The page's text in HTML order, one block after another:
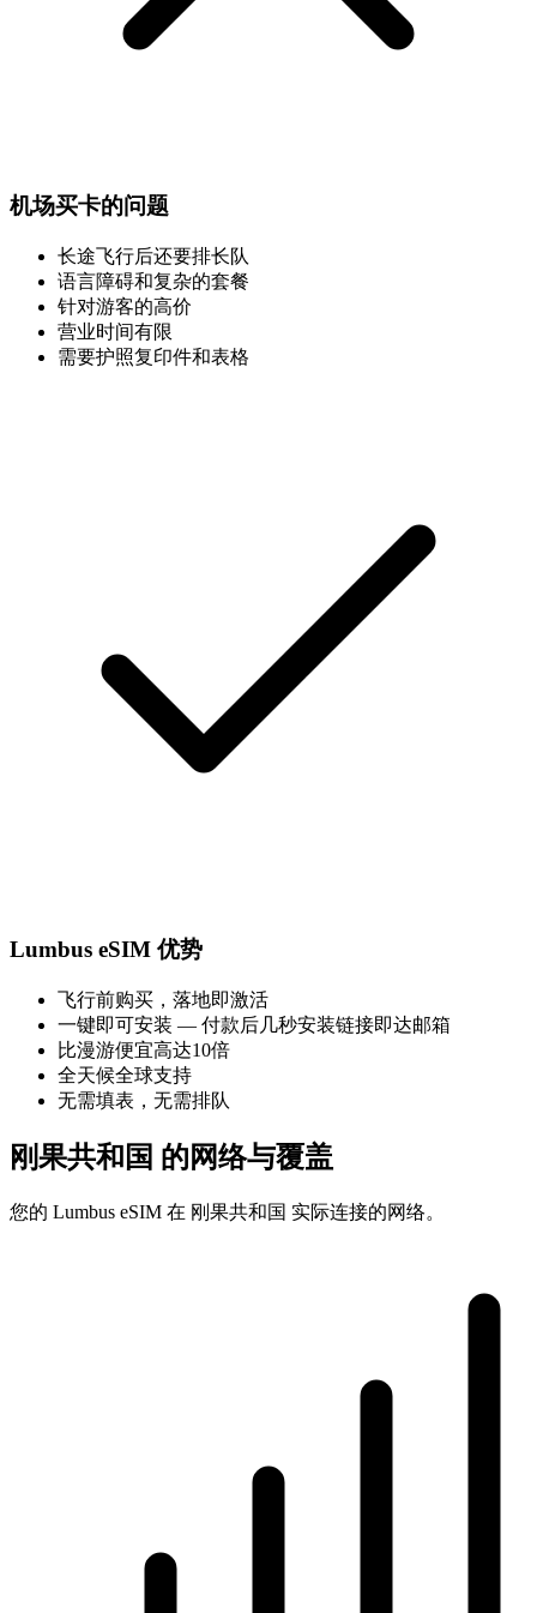
机场买卡的问题
长途飞行后还要排长队
语言障碍和复杂的套餐
针对游客的高价
营业时间有限
需要护照复印件和表格
Lumbus eSIM 优势
飞行前购买，落地即激活
一键即可安装 — 付款后几秒安装链接即达邮箱
比漫游便宜高达10倍
全天候全球支持
无需填表，无需排队
刚果共和国 的网络与覆盖
您的 Lumbus eSIM 在 刚果共和国 实际连接的网络。